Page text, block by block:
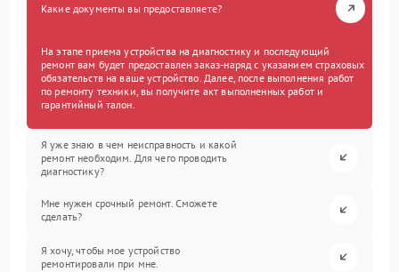
Какие документы вы предоставляете?
На этапе приема устройства на диагностику и последующий
ремонт вам будет предоставлен заказ-наряд с указанием страховых
обязательств на ваше устройство. Далее, после выполнения работ
по ремонту техники, вы получите акт выполненных работ и
гарантийный талон.
Я уже знаю в чем неисправность и какой
ремонт необходим. Для чего проводить
диагностику?
Мне нужен срочный ремонт. Сможете
сделать?
Я хочу, чтобы мое устройство
ремонтировали при мне.